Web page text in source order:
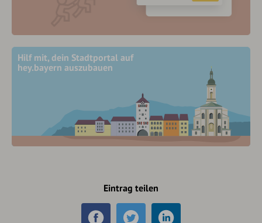
Hilf mit, dein Stadtportal auf
hey.bayern auszubauen
Eintrag teilen